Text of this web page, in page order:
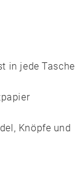
in jede Tasche
Knöpfe und